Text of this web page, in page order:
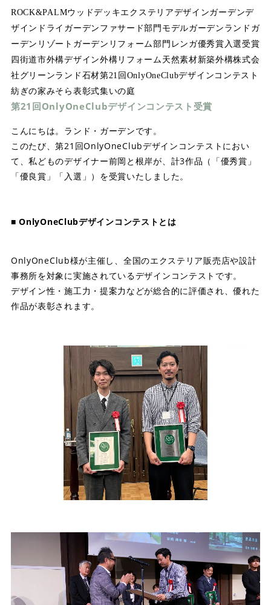
ROCK&PALMウッドデッキエクステリアデザインガーデンデ
ザイン ドライガーデン ファサード部門 モデルガーデン ランドガ
ーデン リゾートガーデン リフォーム部門 レンガ優秀賞 入選受賞
四街道市外構デザイン外構リフォーム 天然素材新築外構株式会
社グリーンランド 石材第21回OnlyOneClubデザインコンテスト
紡ぎの家みそら 表彰式集いの庭
第21回OnlyOneClubデザインコンテスト受賞
こんにちは。ランド・ガーデンです。
このたび、第21回OnlyOneClubデザインコンテストにおい
て、私どものデザイナー前岡と根岸が、計3作品（「優秀賞」
「優良賞」「入選」）を受賞いたしました。
■ OnlyOneClubデザインコンテストとは
OnlyOneClub様が主催し、全国のエクステリア販売店や設計
事務所を対象に実施されているデザインコンテストです。
デザイン性・施工力・提案力などが総合的に評価され、優れた
作品が表彰されます。